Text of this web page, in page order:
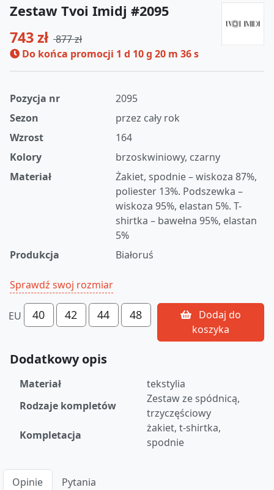
Zestaw Tvoi Imidj #2095
743 zł 877 zł
Do końca promocji 1 d 10 g 20 m 36 s
Pozycja nr
2095
Sezon
przez cały rok
Wzrost
164
Kolory
brzoskwiniowy, czarny
Materiał
Żakiet, spodnie – wiskoza 87%,
poliester 13%. Podszewka –
wiskoza 95%, elastan 5%. T-
shirtka – bawełna 95%, elastan
5%
Produkcja
Białoruś
Sprawdź swoj rozmiar
EU 40 42 44 48
koszyka
Dodatkowy opis
Materiał
tekstylia
Rodzaje kompletów
Zestaw ze spódnicą,
trzyczęściowy
Kompletacja
żakiet, t-shirtka,
spodnie
Opinie Pytania